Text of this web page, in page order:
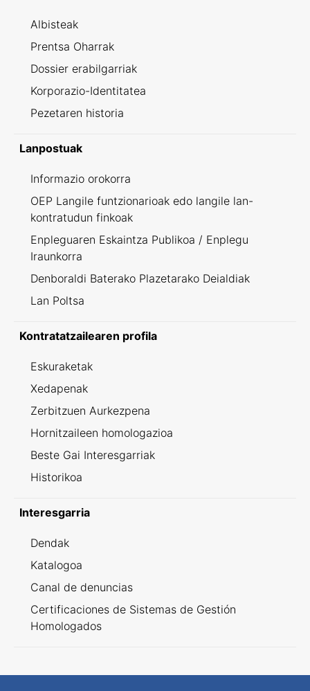
Albisteak
Prentsa Oharrak
Dossier erabilgarriak
Korporazio-Identitatea
Pezetaren historia
Lanpostuak
Informazio orokorra
OEP Langile funtzionarioak edo langile lan-
kontratudun finkoak
Enpleguaren Eskaintza Publikoa / Enplegu
Iraunkorra
Denboraldi Baterako Plazetarako Deialdiak
Lan Poltsa
Kontratatzailearen profila
Eskuraketak
Xedapenak
Zerbitzuen Aurkezpena
Hornitzaileen homologazioa
Beste Gai Interesgarriak
Historikoa
Interesgarria
Dendak
Katalogoa
Canal de denuncias
Certificaciones de Sistemas de Gestión
Homologados